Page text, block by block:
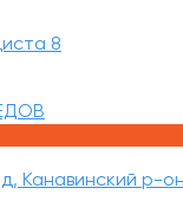
8
Канавинский р-